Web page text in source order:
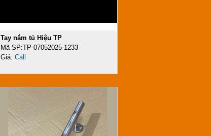
Tay nắm tủ Hiệu TP
Mã SP:TP-07052025-1233
Giá: Call